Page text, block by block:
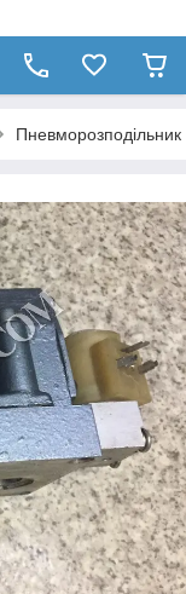
Пневморозподільник